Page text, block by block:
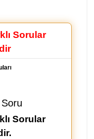
Sorular
Soru
Sorular